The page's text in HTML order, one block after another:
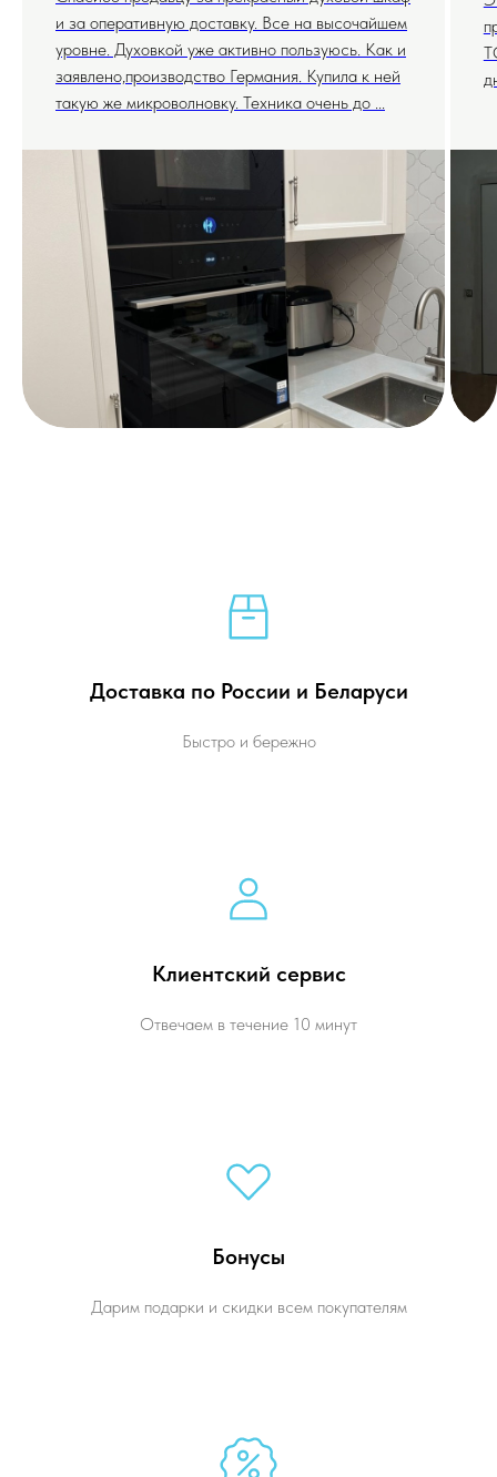
и за оперативную доставку. Все на высочайшем
уровне. Духовкой уже активно пользуюсь. Как и
заявлено,производство Германия. Купила к ней
такую же микроволновку. Техника очень до ...
Доставка по России и Беларуси
Быстро и бережно
Клиентский сервис
Отвечаем в течение 10 минут
Бонусы
Дарим подарки и скидки всем покупателям